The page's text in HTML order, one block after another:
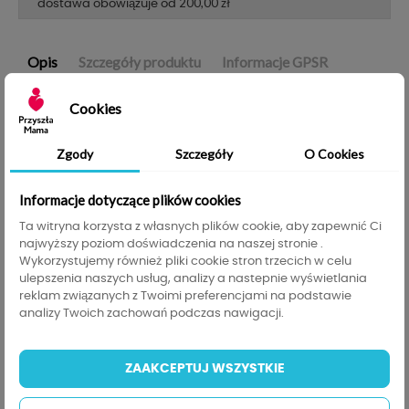
dostawa obowiązuje od 200,00 zł
Opis Szczegóły produktu Informacje GPSR
Sposób użycia
Umyj ręce, przygotuj swoje mleko oraz
woreczek do mrożenia.
notatkę.
Delikatnie otwórz woreczek - nie wkładaj do
środka palców ani nie dmuchaj, aby nie
zniszczyć jego sterylności.
Aby łatwiej nalać pokarm, umieść woreczek w
szklance.
Nalewaj powoli, nie przekraczając linii 150 ml
narysowanej na woreczku.
Cookies
Zgody Szczegóły O Cookies
Informacje dotyczące plików cookies
Ta witryna korzysta z własnych plików cookie, aby zapewnić Ci
najwyższy poziom doświadczenia na naszej stronie .
Wykorzystujemy również pliki cookie stron trzecich w celu
ulepszenia naszych usług, analizy a nastepnie wyświetlania
reklam związanych z Twoimi preferencjami na podstawie
analizy Twoich zachowań podczas nawigacji.
ZAAKCEPTUJ WSZYSTKIE